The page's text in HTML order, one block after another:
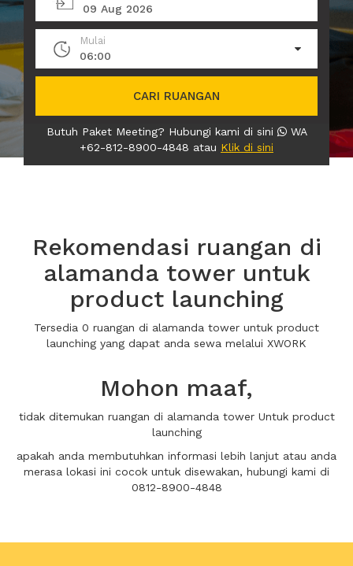
09 Aug 2026
Mulai
06:00
CARI RUANGAN
Butuh Paket Meeting? Hubungi kami di sini
WA
+62-812-8900-4848 atau Klik di sini
Rekomendasi ruangan di
alamanda tower untuk
product launching
Tersedia 0 ruangan di alamanda tower untuk product
launching yang dapat anda sewa melalui XWORK
Mohon maaf,
tidak ditemukan ruangan di alamanda tower Untuk product
launching
apakah anda membutuhkan informasi lebih lanjut atau anda
merasa lokasi ini cocok untuk disewakan, hubungi kami di
0812-8900-4848